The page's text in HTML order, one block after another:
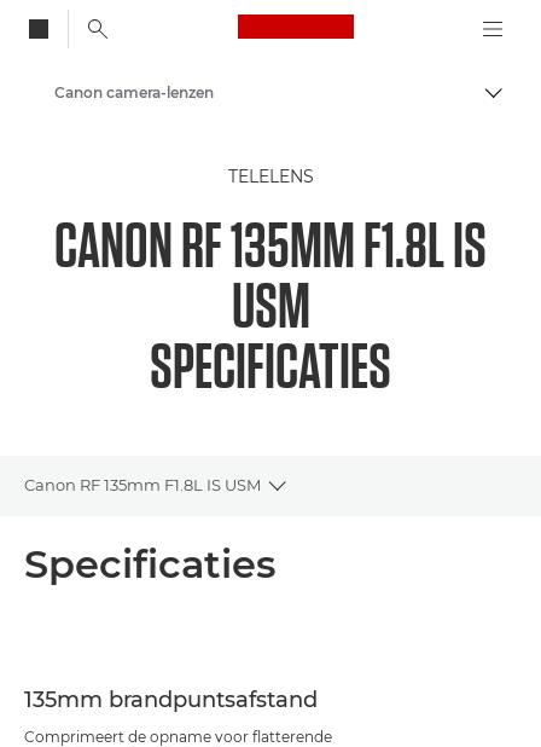
Canon Logo, back
Canon camera-lenzen
TELELENS
CANON RF 135MM F1.8L IS
USM
SPECIFICATIES
Canon RF 135mm F1.8L IS USM
Toggle breadcrumbs
Specificaties
135mm brandpuntsafstand
Comprimeert de opname voor flatterende